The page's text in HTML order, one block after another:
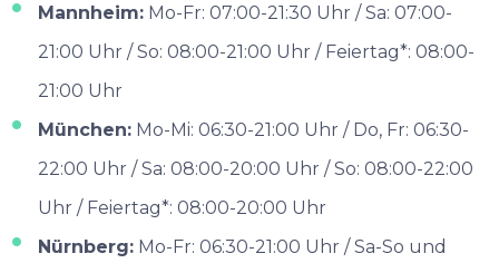
Mannheim:Mo-Fr: 07:00-21:30 Uhr / Sa: 07:00-
21:00 Uhr / So: 08:00-21:00 Uhr / Feiertag*: 08:00-
21:00 Uhr
München:Mo-Mi: 06:30-21:00 Uhr / Do, Fr: 06:30-
22:00 Uhr / Sa: 08:00-20:00 Uhr / So: 08:00-22:00
Uhr / Feiertag*: 08:00-20:00 Uhr
Nürnberg:Mo-Fr: 06:30-21:00 Uhr / Sa-So und